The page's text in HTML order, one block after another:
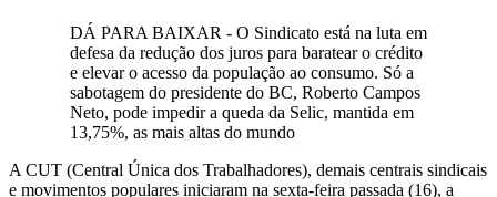
DÁ PARA BAIXAR - O Sindicato está na luta em
defesa da redução dos juros para baratear o crédito
e elevar o acesso da população ao consumo. Só a
sabotagem do presidente do BC, Roberto Campos
Neto, pode impedir a queda da Selic, mantida em
13,75%, as mais altas do mundo
A CUT (Central Única dos Trabalhadores), demais centrais sindicais
e movimentos populares iniciaram na sexta-feira passada (16), a